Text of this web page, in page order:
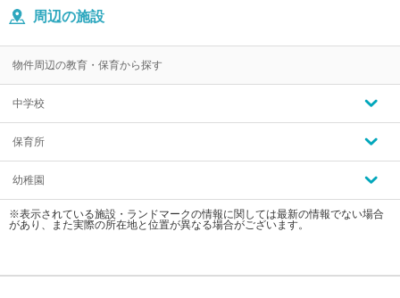
周辺の施設
物件周辺の教育・保育から探す
中学校
保育所
幼稚園
※表示されている施設・ランドマークの情報に関しては最新の情報でない場合
があり、また実際の所在地と位置が異なる場合がございます。